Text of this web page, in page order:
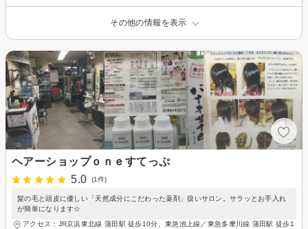
その他の情報を表示
ヘアーショップｏｎｅすてっぷ
5.0
(1件)
髪の毛と頭皮に優しい「天然成分にこだわった薬剤」扱いサロン。サラッとお手入れ
が簡単になります☆
アクセス：JR京浜東北線 蒲田駅 徒歩10分、東急池上線／東急多摩川線 蒲田駅 徒歩1